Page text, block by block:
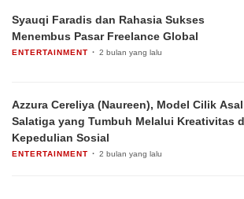
Syauqi Faradis dan Rahasia Sukses
Menembus Pasar Freelance Global
ENTERTAINMENT 2 bulan yang lalu
Azzura Cereliya (Naureen), Model Cilik Asal
Salatiga yang Tumbuh Melalui Kreativitas
Kepedulian Sosial
ENTERTAINMENT 2 bulan yang lalu